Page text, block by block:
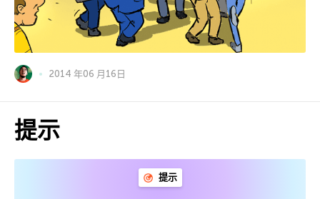
2014 年06 月16日
提示
提示